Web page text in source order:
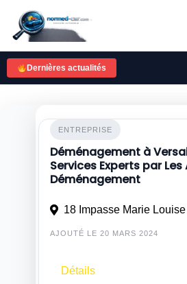
content
Dernières actualités
ENTREPRISE
Déménagement à
Services Experts par
Déménagement
AJOUTÉ LE 20 MARS 2024
Détails